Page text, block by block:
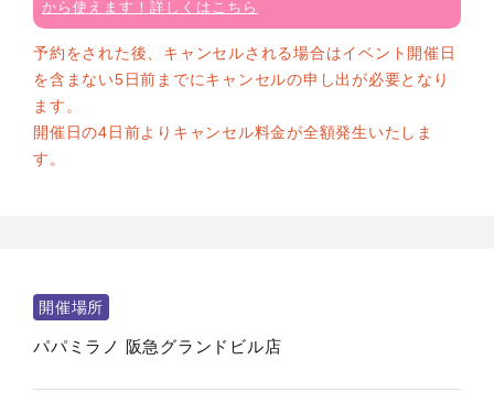
から使えます！詳しくはこちら
予約をされた後、キャンセルされる場合はイベント開催日
を含まない5日前までにキャンセルの申し出が必要となり
ます。
開催日の4日前よりキャンセル料金が全額発生いたしま
す。
開催場所
パパミラノ 阪急グランドビル店